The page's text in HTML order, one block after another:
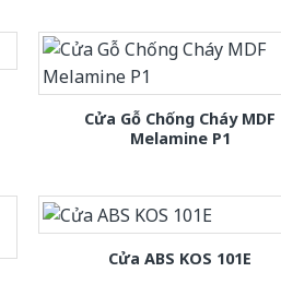
Cửa Gỗ Chống Cháy MDF
Melamine P1
Cửa ABS KOS 101E